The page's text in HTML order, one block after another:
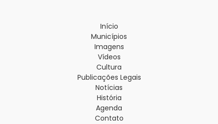
Início
Municípios
Imagens
Vídeos
Cultura
Publicações Legais
Notícias
História
Agenda
Contato